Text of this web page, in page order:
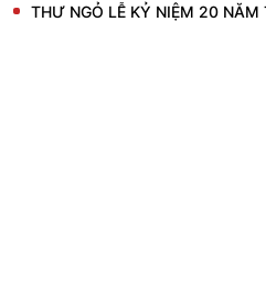
THƯ NGỎ LỄ KỶ NIỆM 20 NĂM